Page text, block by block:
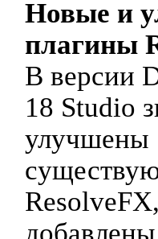
Новые и
плагины
В версии
18 Studio
улучшены